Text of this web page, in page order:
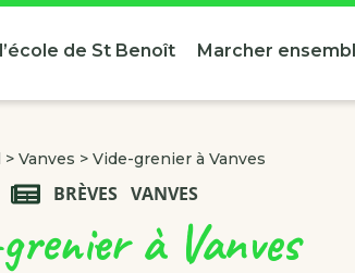
de St Benoît Marcher
> Vanves > Vide-grenier à Vanves
BRÈVES VANVES
à Vanves